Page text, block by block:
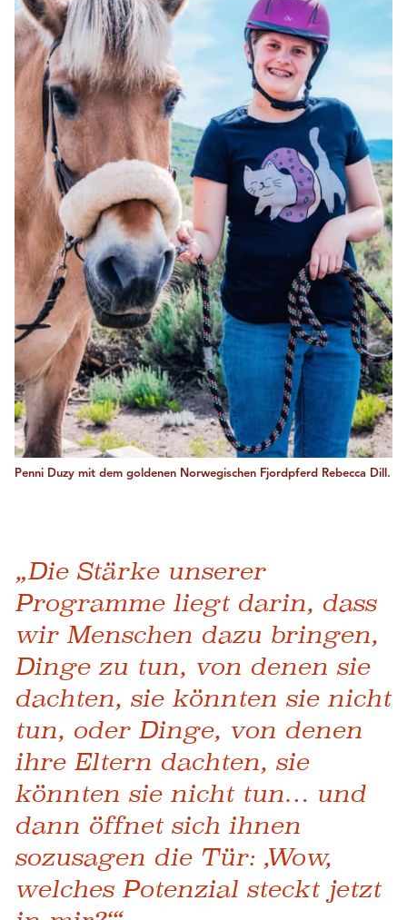
Penni Duzy mit dem goldenen Norwegischen Fjordpferd Rebecca Dill.
„Die Stärke unserer
Programme liegt darin, dass
wir Menschen dazu bringen,
Dinge zu tun, von denen sie
dachten, sie könnten sie nicht
tun, oder Dinge, von denen
ihre Eltern dachten, sie
könnten sie nicht tun… und
dann öffnet sich ihnen
sozusagen die Tür: ‚Wow,
welches Potenzial steckt jetzt